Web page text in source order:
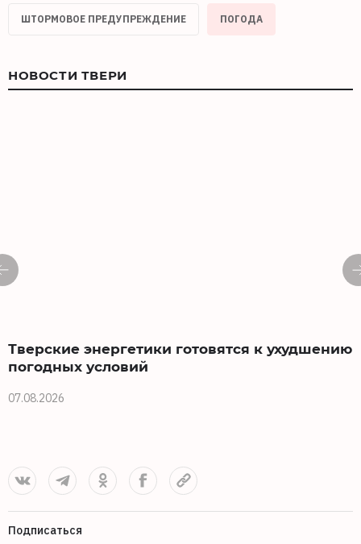
ШТОРМОВОЕ ПРЕДУПРЕЖДЕНИЕ ПОГОДА
НОВОСТИ ТВЕРИ
Тверские энергетики готовятся к ухудшению
погодных условий
07.08.2026
Подписаться